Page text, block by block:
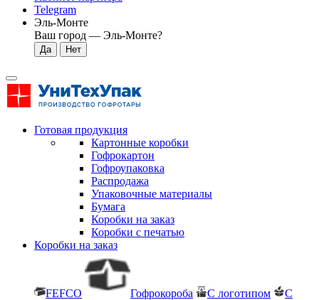
Telegram
Эль-Монте
Ваш город — Эль-Монте?
Готовая продукция
Картонные коробки
Гофрокартон
Гофроупаковка
Распродажа
Упаковочные материалы
Бумага
Коробки на заказ
Коробки с печатью
Коробки на заказ
FEFCO Гофрокороба С логотипом
С